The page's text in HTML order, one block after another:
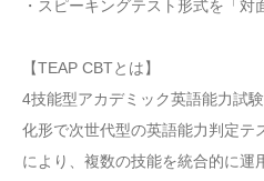
・スピーキングテスト形式を「対
【TEAP CBTとは】
4技能型アカデミック英語能力試
化形で次世代型の英語能力判定テ
により、複数の技能を統合的に運